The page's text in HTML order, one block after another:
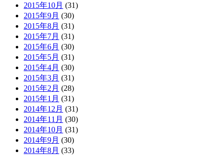
2015年10月 (31)
2015年9月 (30)
2015年8月 (31)
2015年7月 (31)
2015年6月 (30)
2015年5月 (31)
2015年4月 (30)
2015年3月 (31)
2015年2月 (28)
2015年1月 (31)
2014年12月 (31)
2014年11月 (30)
2014年10月 (31)
2014年9月 (30)
2014年8月 (33)